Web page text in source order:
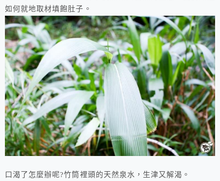
如何就地取材填飽肚子。
口渴了怎麼辦呢?竹筒裡頭的天然泉水，生津又解渴。